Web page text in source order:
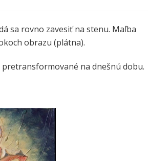
sa rovno zavesiť na stenu. Maľba
obrazu (plátna).
pretransformované na dnešnú dobu.